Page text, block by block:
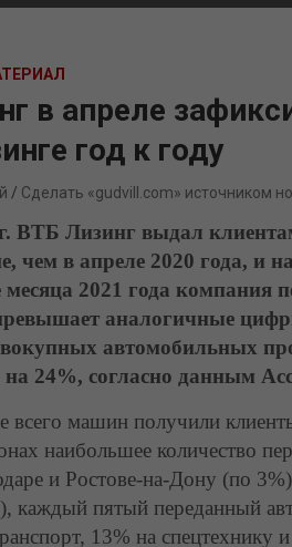
в апреле
год к году
Сделать «gudvill.com» источником
ВТБ Лизинг выдал
чем в апреле 2020 года, и
2021 года компания
аналогичные
автомобильных
24%, согласно данным
всего машин получили
наибольшее количество
и Ростове-на-Дону (по
каждый пятый переданный
13% на